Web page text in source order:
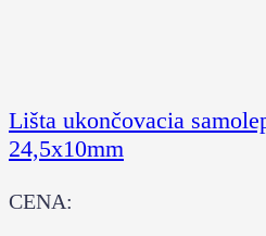
Lišta ukončovacia
24,5x10mm
CENA: